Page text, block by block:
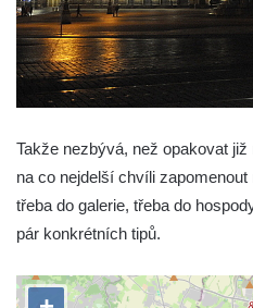
Takže nezbývá, než opakovat
na co nejdelší chvíli
třeba do galerie, třeba do
pár konkrétních tipů.